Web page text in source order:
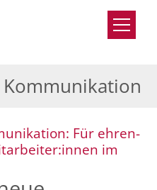
Für ehren-
im